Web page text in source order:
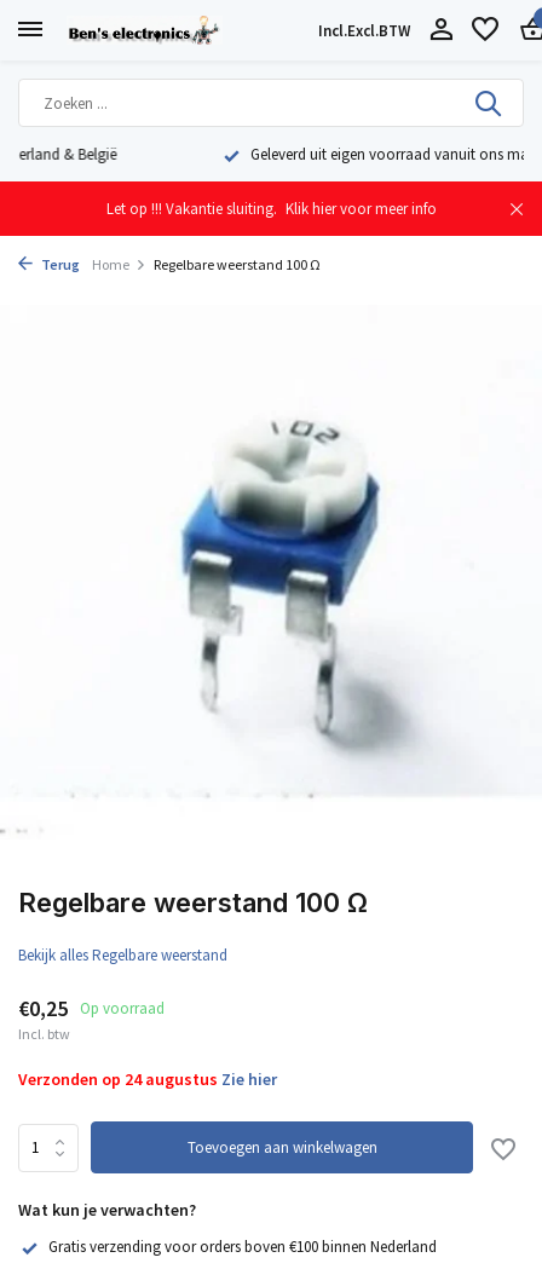
Incl.Excl.BTW
Geleverd uit eigen voorraad vanuit ons magazijn in Nederland
Let op !!! Vakantie sluiting. Klik hier voor meer info
Terug Home Regelbare weerstand 100 Ω
Regelbare weerstand 100 Ω
Bekijk alles Regelbare weerstand
€0,25 Op voorraad
Incl. btw
Verzonden op 24 augustus Zie hier
Toevoegen aan winkelwagen
Wat kun je verwachten?
Gratis verzending voor orders boven €100 binnen Nederland